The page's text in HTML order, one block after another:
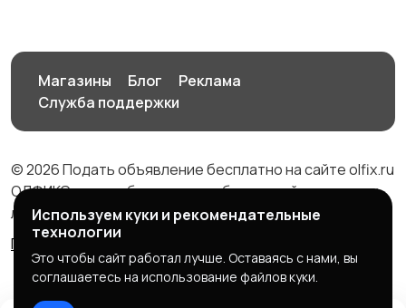
Магазины Блог
Реклама
Служба поддержки
© 2026 Подать объявление бесплатно на сайте olfix.ru
ОЛФИКС - доска беспалтных объявлений от частных
лиц и компаний
Правила сервиса
Используем куки и рекомендательные
технологии
Это чтобы сайт работал лучше. Оставаясь с нами, вы
соглашаетесь на использование файлов куки.